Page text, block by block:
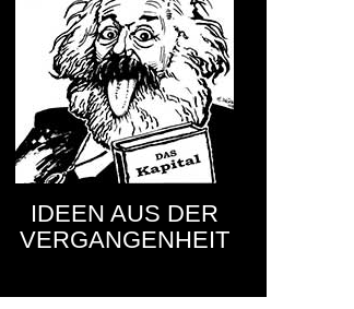
IDEEN AUS DER
VERGANGENHEIT